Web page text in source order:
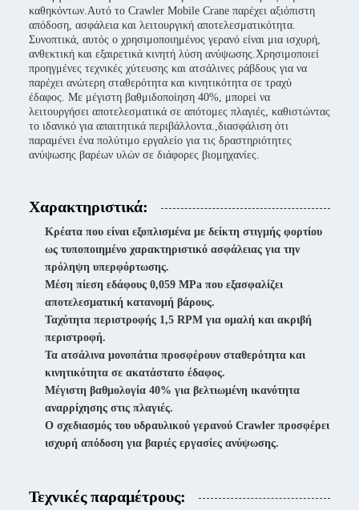
καθηκόντων.Αυτό το Crawler Mobile Crane παρέχει αξιόπιστη
απόδοση, ασφάλεια και λειτουργική αποτελεσματικότητα.
Συνοπτικά, αυτός ο χρησιμοποιημένος γερανό είναι μια ισχυρή,
ανθεκτική και εξαιρετικά κινητή λύση ανύψωσης.Χρησιμοποιεί
προηγμένες τεχνικές χύτευσης και ατσάλινες ράβδους για να
παρέχει ανώτερη σταθερότητα και κινητικότητα σε τραχύ
έδαφος. Με μέγιστη βαθμιδοποίηση 40%, μπορεί να
λειτουργήσει αποτελεσματικά σε απότομες πλαγιές, καθιστώντας
το ιδανικό για απαιτητικά περιβάλλοντα.,διασφάλιση ότι
παραμένει ένα πολύτιμο εργαλείο για τις δραστηριότητες
ανύψωσης βαρέων υλών σε διάφορες βιομηχανίες.
Χαρακτηριστικά:
Κρέατα που είναι εξοπλισμένα με δείκτη στιγμής φορτίου
ως τυποποιημένο χαρακτηριστικό ασφάλειας για την
πρόληψη υπερφόρτωσης.
Μέση πίεση εδάφους 0,059 MPa που εξασφαλίζει
αποτελεσματική κατανομή βάρους.
Ταχύτητα περιστροφής 1,5 RPM για ομαλή και ακριβή
περιστροφή.
Τα ατσάλινα μονοπάτια προσφέρουν σταθερότητα και
κινητικότητα σε ακατάστατο έδαφος.
Μέγιστη βαθμολογία 40% για βελτιωμένη ικανότητα
αναρρίχησης στις πλαγιές.
Ο σχεδιασμός του υδραυλικού γερανού Crawler προσφέρει
ισχυρή απόδοση για βαριές εργασίες ανύψωσης.
Τεχνικές παραμέτρους: